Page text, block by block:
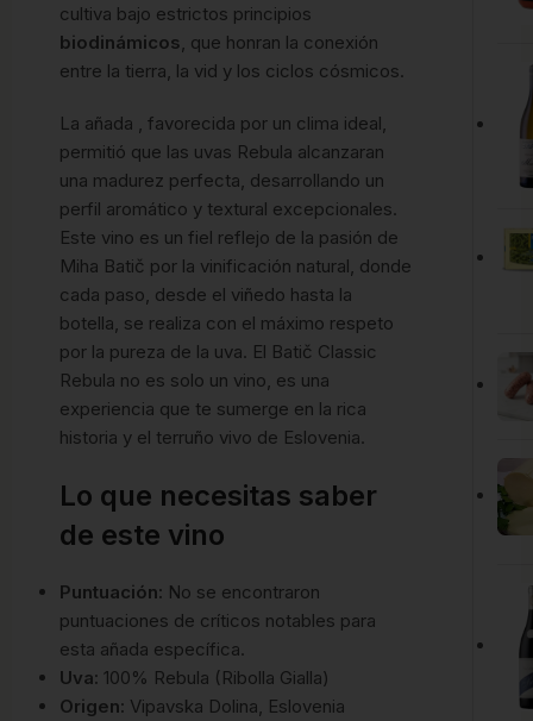
cultiva bajo estrictos principios
biodinámicos, que honran la conexión
entre la tierra, la vid y los ciclos cósmicos.
La añada , favorecida por un clima ideal,
permitió que las uvas Rebula alcanzaran
una madurez perfecta, desarrollando un
perfil aromático y textural excepcionales.
Este vino es un fiel reflejo de la pasión de
Miha Batič por la vinificación natural, donde
cada paso, desde el viñedo hasta la
botella, se realiza con el máximo respeto
por la pureza de la uva. El Batič Classic
Rebula no es solo un vino, es una
experiencia que te sumerge en la rica
historia y el terruño vivo de Eslovenia.
Lo que necesitas saber
de este vino
Puntuación: No se encontraron
puntuaciones de críticos notables para
esta añada específica.
Uva: 100% Rebula (Ribolla Gialla)
Origen: Vipavska Dolina, Eslovenia